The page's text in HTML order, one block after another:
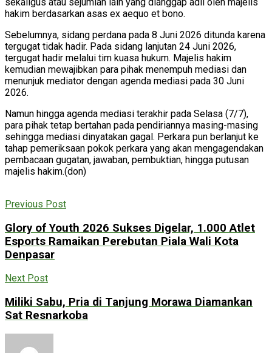
hakim berdasarkan asas ex aequo et bono.
Sebelumnya, sidang perdana pada 8 Juni 2026 ditunda karena
tergugat tidak hadir. Pada sidang lanjutan 24 Juni 2026,
tergugat hadir melalui tim kuasa hukum. Majelis hakim
kemudian mewajibkan para pihak menempuh mediasi dan
menunjuk mediator dengan agenda mediasi pada 30 Juni
2026.
Namun hingga agenda mediasi terakhir pada Selasa (7/7),
para pihak tetap bertahan pada pendiriannya masing-masing
sehingga mediasi dinyatakan gagal. Perkara pun berlanjut ke
tahap pemeriksaan pokok perkara yang akan mengagendakan
pembacaan gugatan, jawaban, pembuktian, hingga putusan
majelis hakim.(don)
Previous Post
Glory of Youth 2026 Sukses Digelar, 1.000 Atlet
Esports Ramaikan Perebutan Piala Wali Kota
Denpasar
Next Post
Miliki Sabu, Pria di Tanjung Morawa Diamankan
Sat Resnarkoba